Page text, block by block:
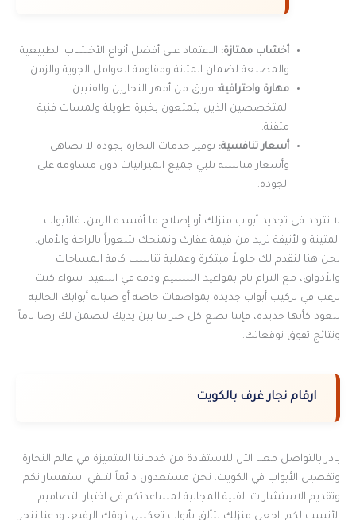
أخشاب ممتازة: الاعتماد على أفضل أنواع الأخشاب الطبيعية
والمصنعة لضمان المتانة ومقاومة العوامل الجوية والزمن.
مهارة واحترافية: فريق من أمهر النجارين والفنيين
المتخصصين الذين يتمتعون بخبرة طويلة ولمسات فنية
متقنة.
أسعار تنافسية: توفير خدمات النجارة بجودة لا تضاهى
وأسعار مناسبة تلبي جميع الميزانيات دون مساومة على
الجودة.
لا تتردد في تجديد أبواب منزلك أو إصلاح ما أفسده الزمن، فالأبواب
المتينة والأنيقة تزيد من قيمة عقارك وتمنحك شعوراً بالراحة والأمان.
نحن هنا لنقدم لك حلولاً مبتكرة وعملية تناسب كافة المساحات
والأذواق، مع التزام تام بمواعيد التسليم ودقة في التنفيذ. سواء كنت
ترغب في تركيب أبواب جديدة بمواصفات خاصة أو صيانة أبوابك الحالية
لتعود كأنها جديدة، فإننا نضع كل خبراتنا بين يديك لنضمن لك رضا تاماً
ونتائج تفوق توقعاتك.
ارقام نجار غرف بالكويت
بادر بالتواصل معنا الآن للاستفادة من خدماتنا المتميزة في عالم النجارة
وتفصيل الأبواب في الكويت. نحن مستعدون دائماً لتلقي استفساراتكم
وتقديم الاستشارات الفنية المجانية لمساعدتكم في اختيار التصاميم
الأنسب لكم. اجعل منزلك يتألق بأبواب تعكس ذوقك الرفيع، ودعنا ننجز